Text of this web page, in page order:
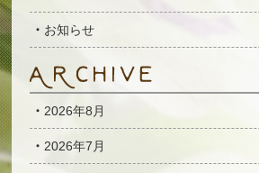
お知らせ
2026年8月
2026年7月